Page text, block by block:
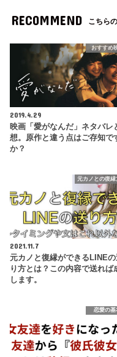
RECOMMEND こちら
おすすめ
2019.4.29
映画「愛がなんだ」ネタバレ
想。原作と違う点はご存知で
か？
元カノとの復縁
2021.11.7
元カノと復縁ができるLINE
り方とは？この内容で送れば
します。
恋愛の基